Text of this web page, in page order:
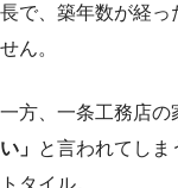
長で、築年数が経っ
せん。
一方、一条工務店の
い」 と言われてしま
トタイル。